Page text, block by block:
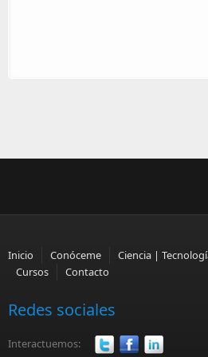
Inicio Conóceme Ciencia |
Cursos
Contacto
Redes sociales
Interactuemos: